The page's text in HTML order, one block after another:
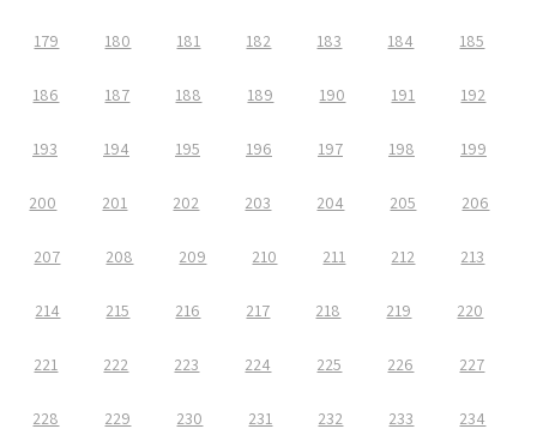
179 180 181 182 183 184 185
186 187 188 189 190 191 192
193 194 195 196 197 198 199
200 201 202 203 204 205 206
207 208 209 210 211 212 213
214 215 216 217 218 219 220
221 222 223 224 225 226 227
228 229 230 231 232 233 234